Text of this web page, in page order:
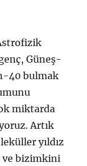
Güneş-
40 bulmak
miktarda
Artık
yıldız
ve bizimkini